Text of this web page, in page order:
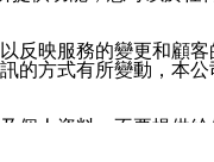
反映服務的變更和顧
的方式有所變動，本
個人資料，不要提供
信件或進入所機關管理